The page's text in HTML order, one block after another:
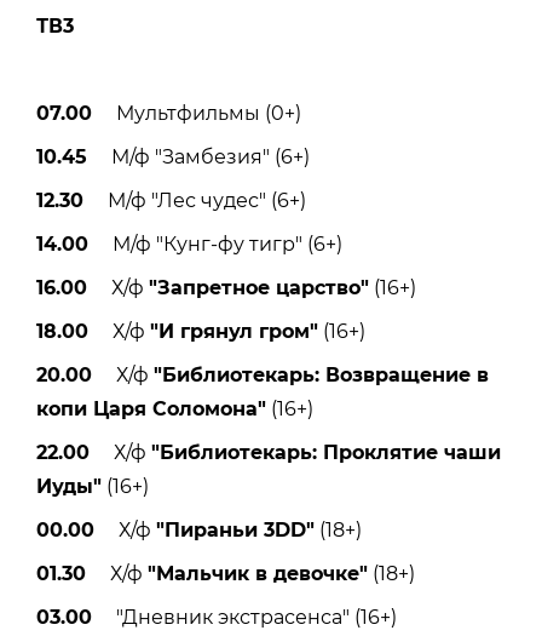
ТВ3
07.00 Мультфильмы (0+)
10.45 М/ф "Замбезия" (6+)
12.30 М/ф "Лес чудес" (6+)
14.00 М/ф "Кунг-фу тигр" (6+)
16.00 Х/ф "Запретное царство" (16+)
18.00 Х/ф "И грянул гром" (16+)
20.00 Х/ф "Библиотекарь: Возвращение в
копи Царя Соломона" (16+)
22.00 Х/ф "Библиотекарь: Проклятие чаши
Иуды" (16+)
00.00 Х/ф "Пираньи 3DD" (18+)
01.30 Х/ф "Мальчик в девочке" (18+)
03.00 "Дневник экстрасенса" (16+)